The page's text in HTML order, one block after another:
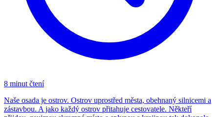
8 minut čtení
Naše osada je ostrov. Ostrov uprostřed města, obehnaný silnicemi a
zástavbou. A jako každý ostrov přitahuje cestovatele. Někteří